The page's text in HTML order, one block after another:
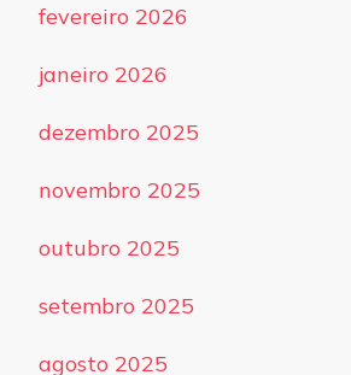
fevereiro 2026
janeiro 2026
dezembro 2025
novembro 2025
outubro 2025
setembro 2025
agosto 2025